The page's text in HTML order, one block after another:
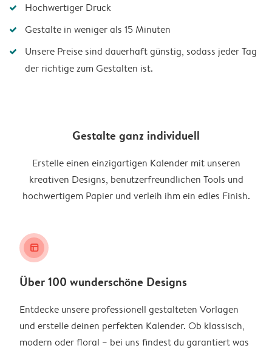
Hochwertiger Druck
Gestalte in weniger als 15 Minuten
Unsere Preise sind dauerhaft günstig, sodass jeder Tag
der richtige zum Gestalten ist.
Gestalte ganz individuell
Erstelle einen einzigartigen Kalender mit unseren
kreativen Designs, benutzerfreundlichen Tools und
hochwertigem Papier und verleih ihm ein edles Finish.
layout_alt
Über 100 wunderschöne Designs
Entdecke unsere professionell gestalteten Vorlagen
und erstelle deinen perfekten Kalender. Ob klassisch,
modern oder floral – bei uns findest du garantiert was